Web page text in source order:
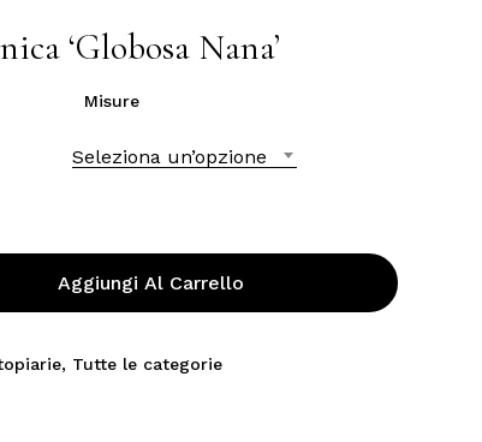
‘Globosa Nana’
Misure
Seleziona un’opzione
Aggiungi Al Carrello
, Tutte le categorie